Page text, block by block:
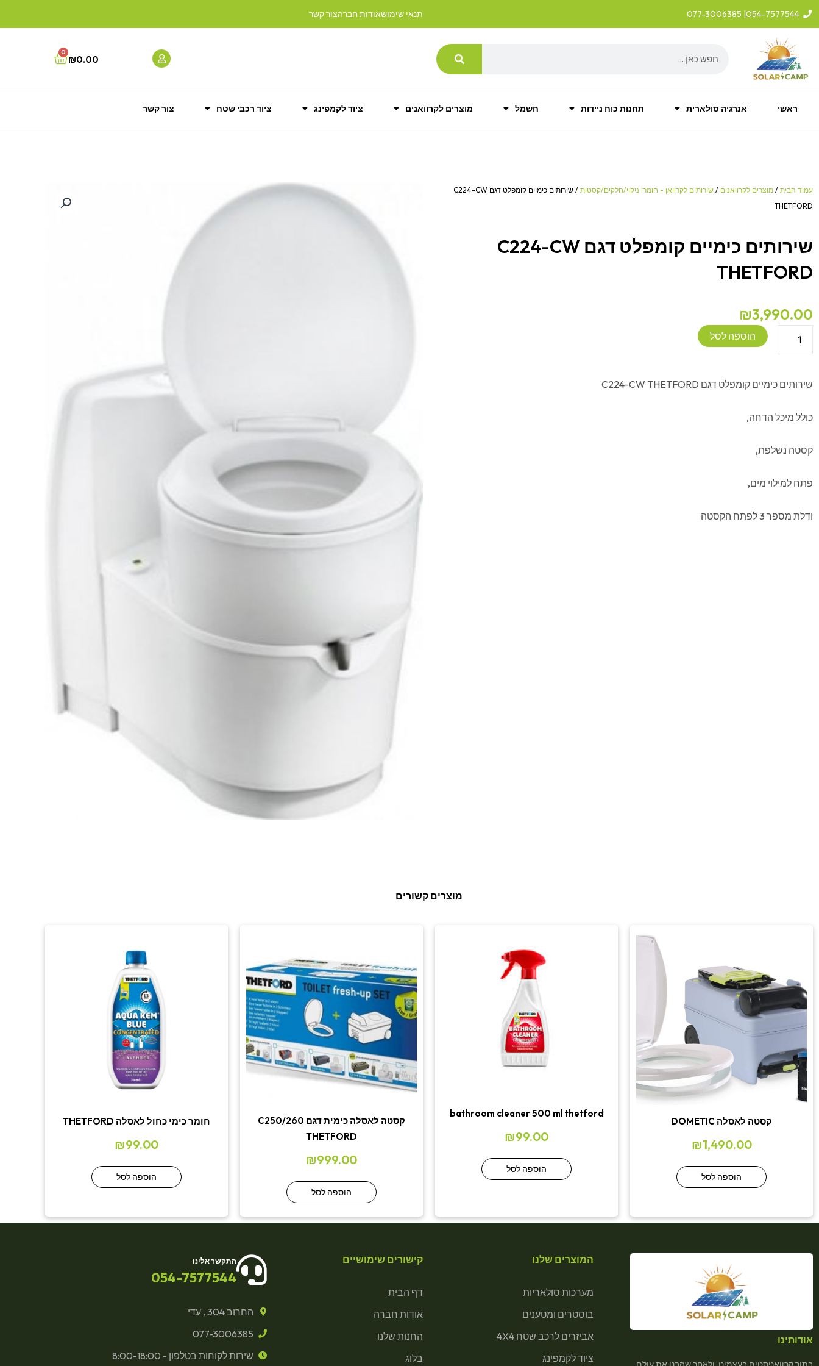
דילוג
054-7577544
| 077-3006385 תנאי שימושאודות חברהצור קשר
₪0.00
0
Cart
ראשי אנרגיה סולארית תחנות כוח ניידות חשמל מוצרים לקרוואנים ציוד לקמפינג ציוד רכבי שטח צור קשר
עמוד הבית / מוצרים לקרוואנים / שירותים לקרוואן - חומרי ניקוי/חלקים/קסטות
/ שירותים כימיים קומפלט דגם C224-CW
THETFORD
שירותים כימיים קומפלט דגם C224-CW
THETFORD
₪3,990.00
כימיים
דגם
THETFORD
הוספה לסל
שירותים כימיים קומפלט דגם C224-CW THETFORD
כולל מיכל הדחה,
קסטה נשלפת,
פתח למילוי מים,
ודלת מספר 3 לפתח הקסטה
מוצרים קשורים
קסטה לאסלה DOMETIC
₪1,490.00
הוספה לסל
bathroom cleaner 500 ml thetford
₪99.00
הוספה לסל
קסטה לאסלה כימית דגם C250/260
THETFORD
₪999.00
הוספה לסל
חומר כימי כחול לאסלה THETFORD
₪99.00
הוספה לסל
אודותינו
המוצרים שלנו
מערכות סולאריות
בוסטרים ומטענים
אביזרים לרכב שטח 4X4
ציוד לקמפינג
קישורים שימושיים
דף הבית
אודות חברה
החנות שלנו
בלוג
התקשר אלינו
054-7577544
החרוב 304 , עדי
077-3006385
שירות לקוחות בטלפון - 8:00-18:00